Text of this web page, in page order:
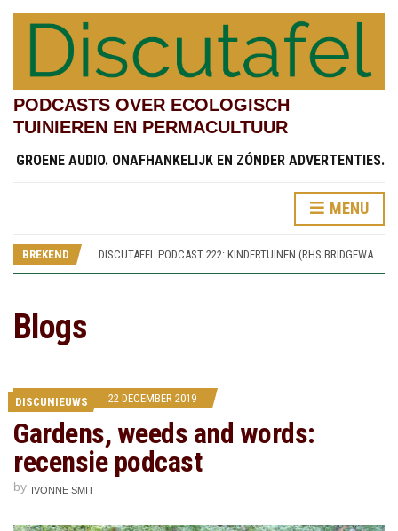
PODCASTS OVER ECOLOGISCH
TUINIEREN EN PERMACULTUUR
GROENE AUDIO. ONAFHANKELIJK EN ZÓNDER ADVERTENTIES.
MENU
BREKEND
DISCUTAFEL PODCAST 222: KINDERTUINEN (RHS BRIDGEWATER 7)
DISCUTAFEL PODCAST 221: SAMENTUINEN (RHS BRIDGEWATER 6)
Blogs
DISCUNIEUWS 22 DECEMBER 2019
Gardens, weeds and words:
recensie podcast
by IVONNE SMIT